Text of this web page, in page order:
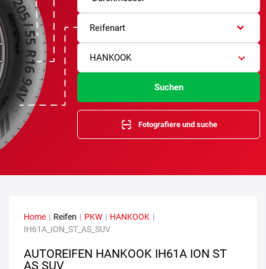
Reifenart
HANKOOK
Suchen
Fotografiere und suche
Home | Reifen | PKW | HANKOOK |
IH61A_ION_ST_AS_SUV
AUTOREIFEN HANKOOK IH61A ION ST
AS SUV